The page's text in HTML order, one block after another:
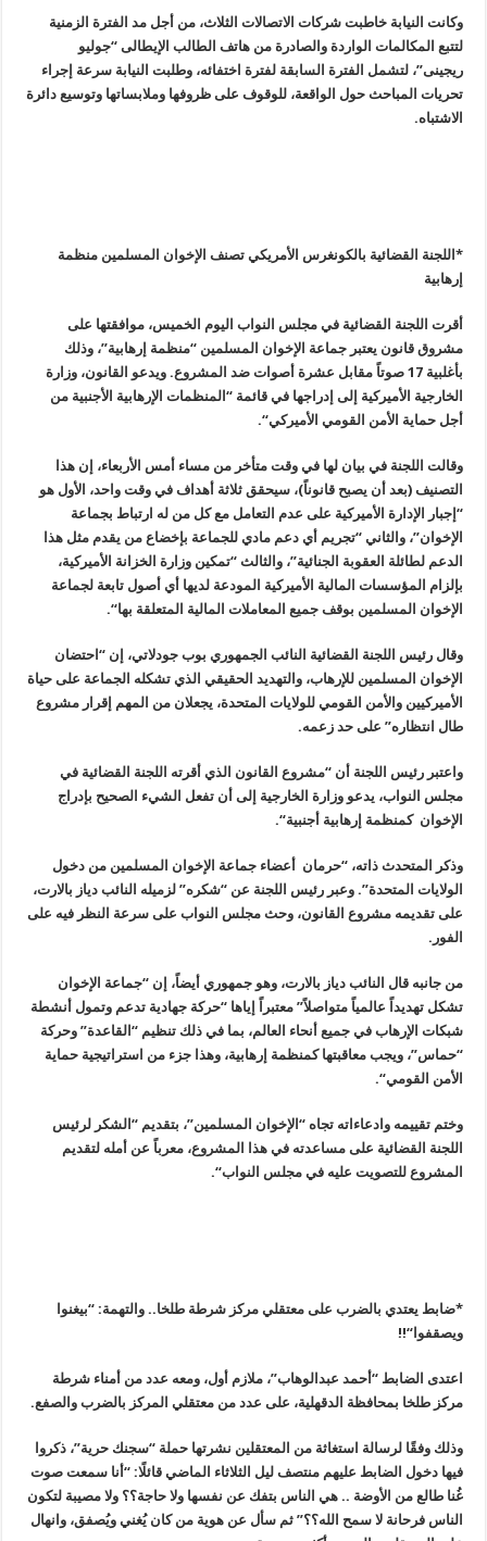
وكانت النيابة خاطبت شركات الاتصالات الثلاث، من أجل مد الفترة الزمنية
لتتبع المكالمات الواردة والصادرة من هاتف الطالب الإيطالى “جوليو
ريجينى”، لتشمل الفترة السابقة لفترة اختفائه، وطلبت النيابة سرعة إجراء
تحريات المباحث حول الواقعة، للوقوف على ظروفها وملابساتها وتوسيع دائرة
الاشتباه.
*اللجنة القضائية بالكونغرس الأمريكي تصنف الإخوان المسلمين منظمة
إرهابية
أقرت اللجنة القضائية في مجلس النواب اليوم الخميس، موافقتها على
مشروق قانون يعتبر جماعة الإخوان المسلمين “منظمة إرهابية”، وذلك
بأغلبية17 صوتاً مقابل عشرة أصوات ضد المشروع. ويدعو القانون، وزارة
الخارجية الأميركية إلى إدراجها في قائمة “المنظمات الإرهابية الأجنبية من
أجل حماية الأمن القومي الأميركي“.
وقالت اللجنة في بيان لها في وقت متأخر من مساء أمس الأربعاء، إن هذا
التصنيف (بعد أن يصبح قانوناً)، سيحقق ثلاثة أهداف في وقت واحد، الأول هو
“إجبار الإدارة الأميركية على عدم التعامل مع كل من له ارتباط بجماعة
الإخوان”، والثاني “تجريم أي دعم مادي للجماعة بإخضاع من يقدم مثل هذا
الدعم لطائلة العقوبة الجنائية”، والثالث “تمكين وزارة الخزانة الأميركية،
بإلزام المؤسسات المالية الأميركية المودعة لديها أي أصول تابعة لجماعة
الإخوان المسلمين بوقف جميع المعاملات المالية المتعلقة بها“.
وقال رئيس اللجنة القضائية النائب الجمهوري بوب جودلاتي، إن “احتضان
الإخوان المسلمين للإرهاب، والتهديد الحقيقي الذي تشكله الجماعة على حياة
الأميركيين والأمن القومي للولايات المتحدة، يجعلان من المهم إقرار مشروع
طال انتظاره” على حد زعمه.
واعتبر رئيس اللجنة أن“مشروع القانون الذي أقرته اللجنة القضائية في
مجلس النواب، يدعو وزارة الخارجية إلى أن تفعل الشيء الصحيح بإدراج
الإخوان كمنظمة إرهابية أجنبية“.
وذكر المتحدث ذاته، “حرمان أعضاء جماعة الإخوان المسلمين من دخول
الولايات المتحدة”. وعبر رئيس اللجنة عن “شكره” لزميله النائب دياز بالارت،
على تقديمه مشروع القانون، وحث مجلس النواب على سرعة النظر فيه على
الفور .
من جانبه قال النائب دياز بالارت، وهو جمهوري أيضاً، إن“جماعة الإخوان
تشكل تهديداً عالمياً متواصلاً” معتبراً إياها “حركة جهادية تدعم وتمول أنشطة
شبكات الإرهاب في جميع أنحاء العالم، بما في ذلك تنظيم“ القاعدة” وحركة
“حماس”، ويجب معاقبتها كمنظمة إرهابية، وهذا جزء من استراتيجية حماية
الأمن القومي“.
وختم تقييمه وادعاءاته تجاه“ الإخوان المسلمين”، بتقديم “الشكر لرئيس
اللجنة القضائية على مساعدته في هذا المشروع، معرباً عن أمله لتقديم
المشروع للتصويت عليه في مجلس النواب“.
*ضابط يعتدي بالضرب على معتقلي مركز شرطة ‫‏طلخا.. والتهمة: “بيغنوا
ويصقفوا“!!
اعتدى الضابط “أحمد عبدالوهاب”، ملازم أول، ومعه عدد من أمناء شرطة
مركز طلخا بمحافظة الدقهلية، على عدد من معتقلي المركز بالضرب والصفع.
وذلك وفقًا لرسالة استغاثة من المعتقلين نشرتها حملة “سجنك حرية”، ذكروا
فيها دخول الضابط عليهم منتصف ليل الثلاثاء الماضي قائلًا: “أنا سمعت صوت
غُنا طالع من الأوضة .. هي الناس بتفك عن نفسها ولا حاجة؟؟ ولا مصيبة لتكون
الناس فرحانة لا سمح الله؟؟” ثم سأل عن هوية من كان يُغني ويُصفق، وانهال